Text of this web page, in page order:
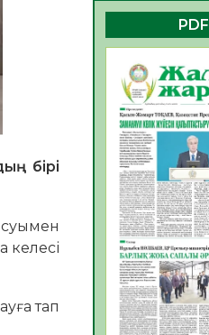
бірі
келесі
тап
06.08.2026
ҚОҒАМДЫҚ
ЕЛ
06.08.2026
ҚҰРЫЛТАЙ
БОЛАШАҚҚА
ЖАУАПТЫ
06.08.2026
қарсы
06.08.2026
Көкжөтел